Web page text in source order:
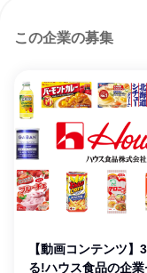
この企業の募集
【動画コンテンツ】
る!ハウス食品の企